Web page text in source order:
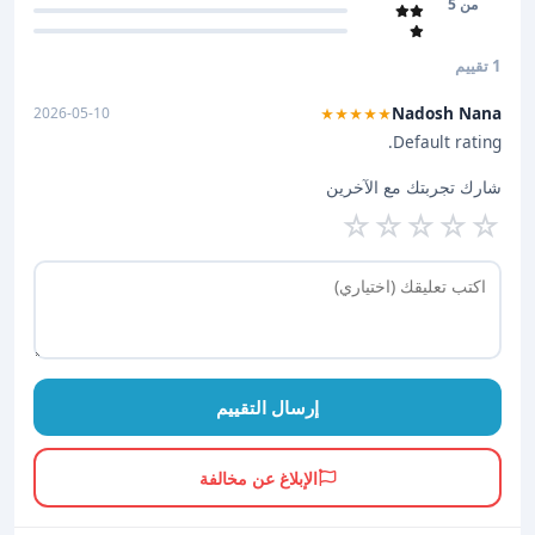
من 5
1 تقييم
Nadosh Nana
★★★★★
2026-05-10
Default rating.
شارك تجربتك مع الآخرين
☆
☆
☆
☆
☆
إرسال التقييم
الإبلاغ عن مخالفة